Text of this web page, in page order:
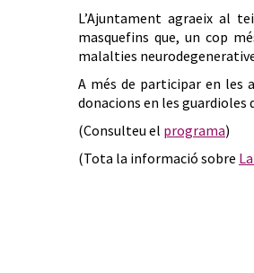
L’Ajuntament agraeix al
masquefins que, un cop
malalties
A més de participar en les
donacions en les guardioles
(Consulteu el programa)
(Tota la informació sobre